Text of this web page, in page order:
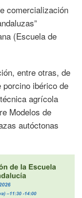
comercialización
(Escuela de
entre otras, de
porcino ibérico de
agrícola
Modelos de
autóctonas